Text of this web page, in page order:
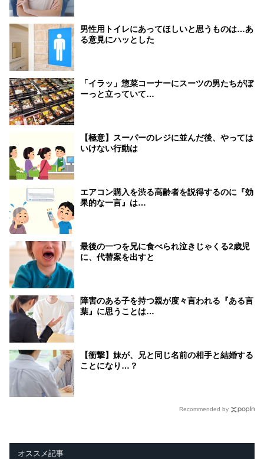
男性用トイレにあってほしいと思うものは…あ
る意見にハッとした
「イラッ」惣菜コーナーにスーツの男たちがぼ
ーっと立っていて…
【極意】スーパーのレジに並んだ後、やっては
いけない行動は
エアコン購入を渋る高齢者を説得するのに『効
果的な一言』は…
最後の一つを兄に食べられ泣きじゃくる2歳児
に、代替案を出すと
障害のある子を持つ親が度々言われる『ある言
葉』に思うことは…
【衝撃】妹が、兄と同じ名前の相手と結婚する
ことになり…？
Recommended by
オススメ記事